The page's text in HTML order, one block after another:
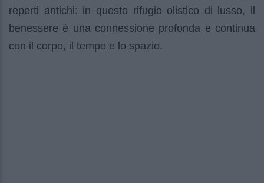
reperti antichi: in questo rifugio olistico di lusso, il
benessere è una connessione profonda e continua
con il corpo, il tempo e lo spazio.